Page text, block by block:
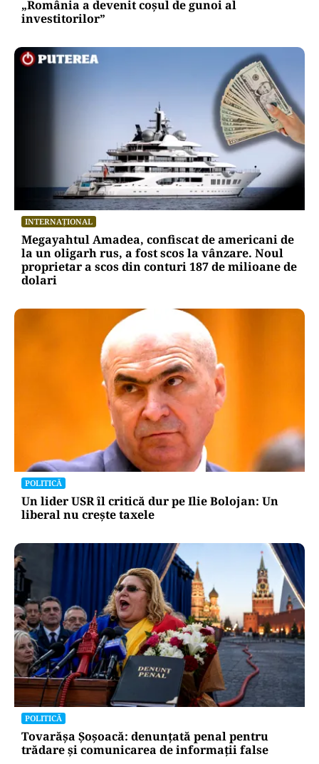
„România a devenit coșul de gunoi al
investitorilor”
INTERNAȚIONAL
Megayahtul Amadea, confiscat de americani de
la un oligarh rus, a fost scos la vânzare. Noul
proprietar a scos din conturi 187 de milioane de
dolari
POLITICĂ
Un lider USR îl critică dur pe Ilie Bolojan: Un
liberal nu crește taxele
POLITICĂ
Tovarășa Șoșoacă: denunțată penal pentru
trădare și comunicarea de informații false